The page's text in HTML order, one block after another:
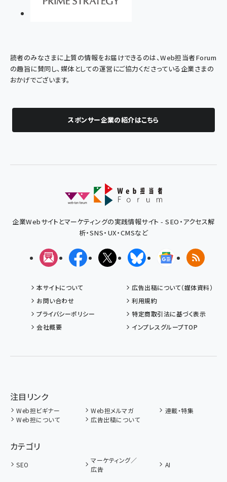
読者のみなさまに上質の情報をお届けできるのは、Web担当者Forum
の趣旨に賛同し、媒体としての運営にご協力くださっている企業さまの
おかげでございます。
スポンサー企業の紹介はこちら
企業Webサイトとマーケティングの実践情報サイト - SEO・アクセス解
析・SNS・UX・CMSなど
メルマガFacebookX(エックス)BlueskyGoogleニュ
RSS
本サイトについて
広告出稿について（媒体資料）
お問い合わせ
利用規約
プライバシーポリシー
特定商取引法に基づく表示
会社概要
インプレスグループTOP
注目リンク
Web担ビギナー Web担メルマガ
連載・特集
Web担について
広告出稿について
カテゴリ
SEO
マーケティング／
広告
AI